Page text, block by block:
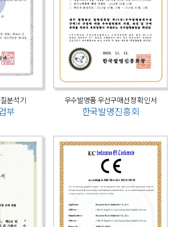
분석기
부
우수발명품 우선구매선정 확인서
한국발명진흥회